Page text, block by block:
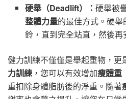
硬舉（Deadlift）：硬舉被
整體力量的最佳方式。硬
鈴，直到完全站直，然後再
健力訓練不僅僅是舉起重物，更
力訓練 ，您可以有效增加瘦體重
重扣除身體脂肪後的淨重。隨著